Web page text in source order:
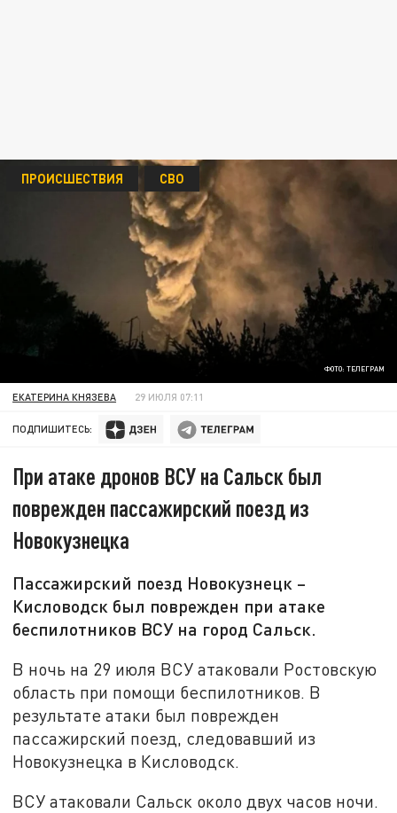
ФОТО: ТЕЛЕГРАМ
ПРОИСШЕСТВИЯ СВО
ЕКАТЕРИНА КНЯЗЕВА 29 ИЮЛЯ 07:11
ПОДПИШИТЕСЬ:
При атаке дронов ВСУ на Сальск был
поврежден пассажирский поезд из
Новокузнецка
Пассажирский поезд Новокузнецк –
Кисловодск был поврежден при атаке
беспилотников ВСУ на город Сальск.
В ночь на 29 июля ВСУ атаковали Ростовскую
область при помощи беспилотников. В
результате атаки был поврежден
пассажирский поезд, следовавший из
Новокузнецка в Кисловодск.
ВСУ атаковали Сальск около двух часов ночи.